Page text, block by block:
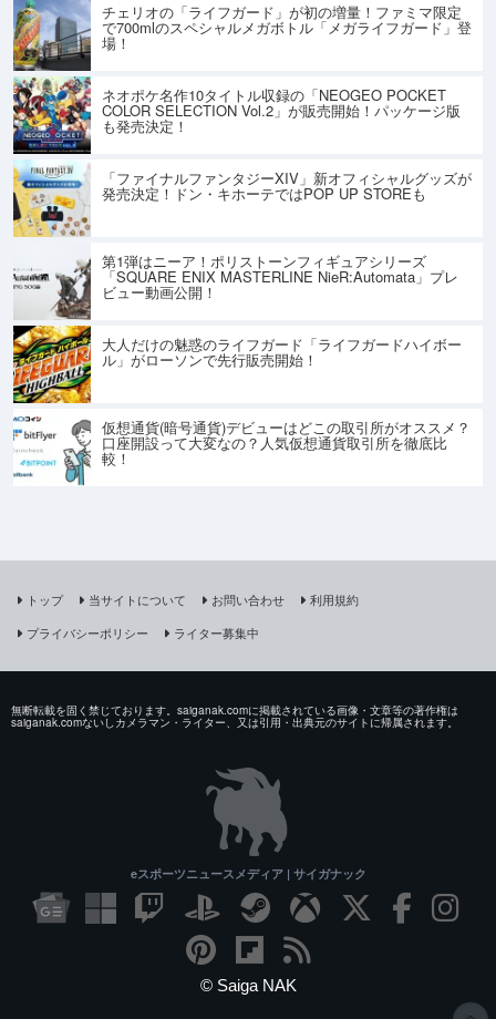
チェリオの「ライフガード」が初の増量！ファミマ限定
で700mlのスペシャルメガボトル「メガライフガード」登
場！
ネオポケ名作10タイトル収録の「NEOGEO POCKET
COLOR SELECTION Vol.2」が販売開始！パッケージ版
も発売決定！
「ファイナルファンタジーXIV」新オフィシャルグッズが
発売決定！ドン・キホーテではPOP UP STOREも
第1弾はニーア！ポリストーンフィギュアシリーズ
「SQUARE ENIX MASTERLINE NieR:Automata」プレ
ビュー動画公開！
大人だけの魅惑のライフガード「ライフガードハイボー
ル」がローソンで先行販売開始！
仮想通貨(暗号通貨)デビューはどこの取引所がオススメ？
口座開設って大変なの？人気仮想通貨取引所を徹底比
較！
トップ 当サイトについて お問い合わせ
利用規約
プライバシーポリシー
ライター募集中
無断転載を固く禁じております。saiganak.comに掲載されている画像・文章等の著作権は
saiganak.comないしカメラマン・ライター、又は引用・出典元のサイトに帰属されます。
eスポーツニュースメディア | サイガナック
© Saiga NAK